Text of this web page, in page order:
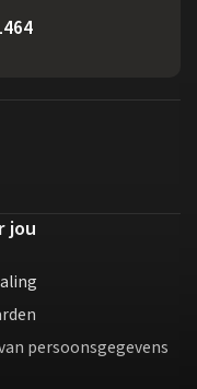
jou
persoonsgegevens